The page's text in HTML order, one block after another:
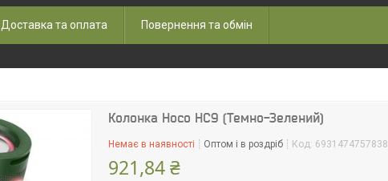
Доставка та оплата Повернення та обмін
Колонка Hoco HC9 (Темно-Зелений)
Немає в наявності Оптом і в роздріб Код: 6931474757838
921,84 ₴